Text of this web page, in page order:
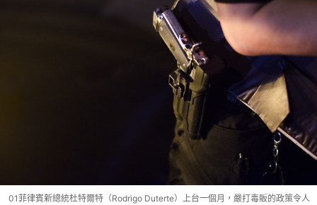
01菲律賓新總統杜特爾特（Rodrigo Duterte）上台一個月，嚴打毒販的政策令人